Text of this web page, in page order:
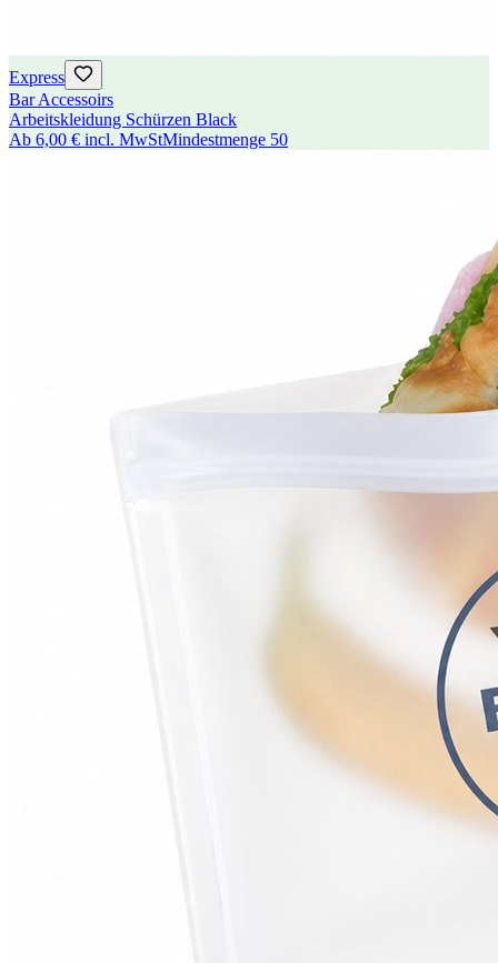
Express
Bar Accessoirs
Arbeitskleidung Schürzen Black
Ab 6,00 € incl. MwStMindestmenge 50